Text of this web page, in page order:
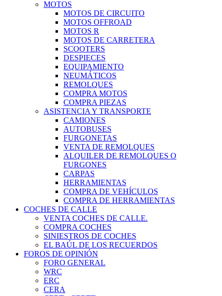
MOTOS
MOTOS DE CIRCUITO
MOTOS OFFROAD
MOTOS R
MOTOS DE CARRETERA
SCOOTERS
DESPIECES
EQUIPAMIENTO
NEUMÁTICOS
REMOLQUES
COMPRA MOTOS
COMPRA PIEZAS
ASISTENCIA Y TRANSPORTE
CAMIONES
AUTOBUSES
FURGONETAS
VENTA DE REMOLQUES
ALQUILER DE REMOLQUES O
FURGONES
CARPAS
HERRAMIENTAS
COMPRA DE VEHÍCULOS
COMPRA DE HERRAMIENTAS
COCHES DE CALLE
VENTA COCHES DE CALLE.
COMPRA COCHES
SINIESTROS DE COCHES
EL BAÚL DE LOS RECUERDOS
FOROS DE OPINIÓN
FORO GENERAL
WRC
ERC
CERA